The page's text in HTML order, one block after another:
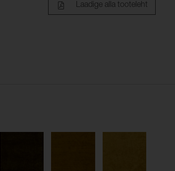
Laadige alla tooteleht